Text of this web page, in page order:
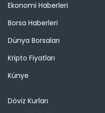
Ekonomi Haberleri
Borsa Haberleri
Dünya Borsaları
Kripto Fiyatları
Künye
Döviz Kurları